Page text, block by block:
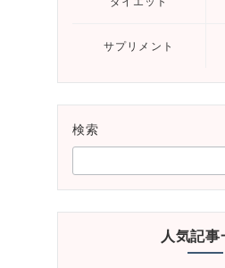
サプリメント
検索
人気記事